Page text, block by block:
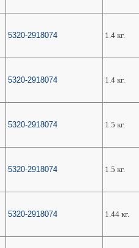
5320-2918074 1.4 кг.
5320-2918074 1.4 кг.
5320-2918074 1.5 кг.
5320-2918074 1.5 кг.
5320-2918074 1.44 кг.